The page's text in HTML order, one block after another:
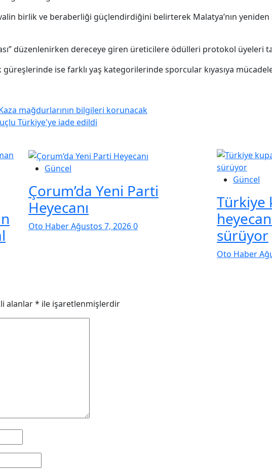
birlik ve beraberliği güçlendirdiğini belirterek Malatya’nın
düzenlenirken dereceye giren üreticilere ödülleri protokol üyeleri
ise farklı yaş kategorilerinde sporcular kıyasıya
mağdurlarının bilgileri korunacak
Türkiye'ye iade edildi
Güncel
Çorum’da Yeni Parti
Heyecanı
Oto HaberAğustos 7, 20260
Güncel
Türkiye
sürüyor
Oto Haber
alanlar* ile işaretlenmişlerdir